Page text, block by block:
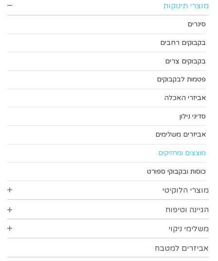
מוצרי תינוקות
סינרים
בקבוקים רחבים
בקבוקים צרים
פטמות לבקבוקים
אביזרי האכלה
סדיני נילון
אביזרים משלימים
מוצצים ומחזיקים
כוסות ובקבוקי ספורט
מוצרי הלוקיטי
הגיינה וטיפוח
משלימי ניקוי
אביזרים למטבח